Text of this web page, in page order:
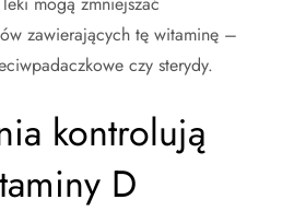
zawierających tę witaminę –
czy sterydy.
kontrolują
D